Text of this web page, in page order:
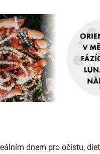
dnem pro očistu,